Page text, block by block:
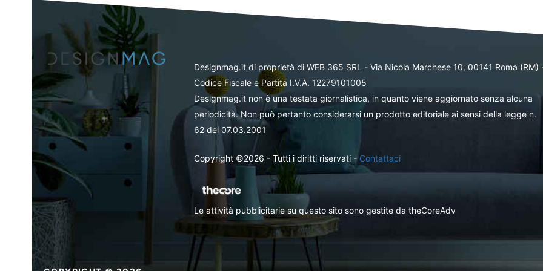
Designmag.it di proprietà di WEB 365 SRL - Via Nicola Marchese 10, 00141 Roma (RM)
Codice Fiscale e Partita I.V.A. 12279101005
Designmag.it non è una testata giornalistica, in quanto viene aggiornato senza alcuna
periodicità. Non può pertanto considerarsi un prodotto editoriale ai sensi della legge n.
62 del 07.03.2001
Copyright ©2026 - Tutti i diritti riservati -Contattaci
Le attività pubblicitarie su questo sito sono gestite da theCoreAdv